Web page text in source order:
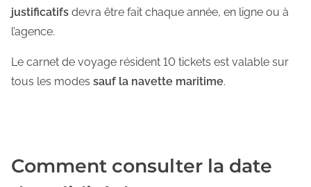
justificatifs devra être fait chaque année, en ligne ou à
l’agence.
Le carnet de voyage résident 10 tickets est valable sur
tous les modes sauf la navette maritime.
Comment consulter la date